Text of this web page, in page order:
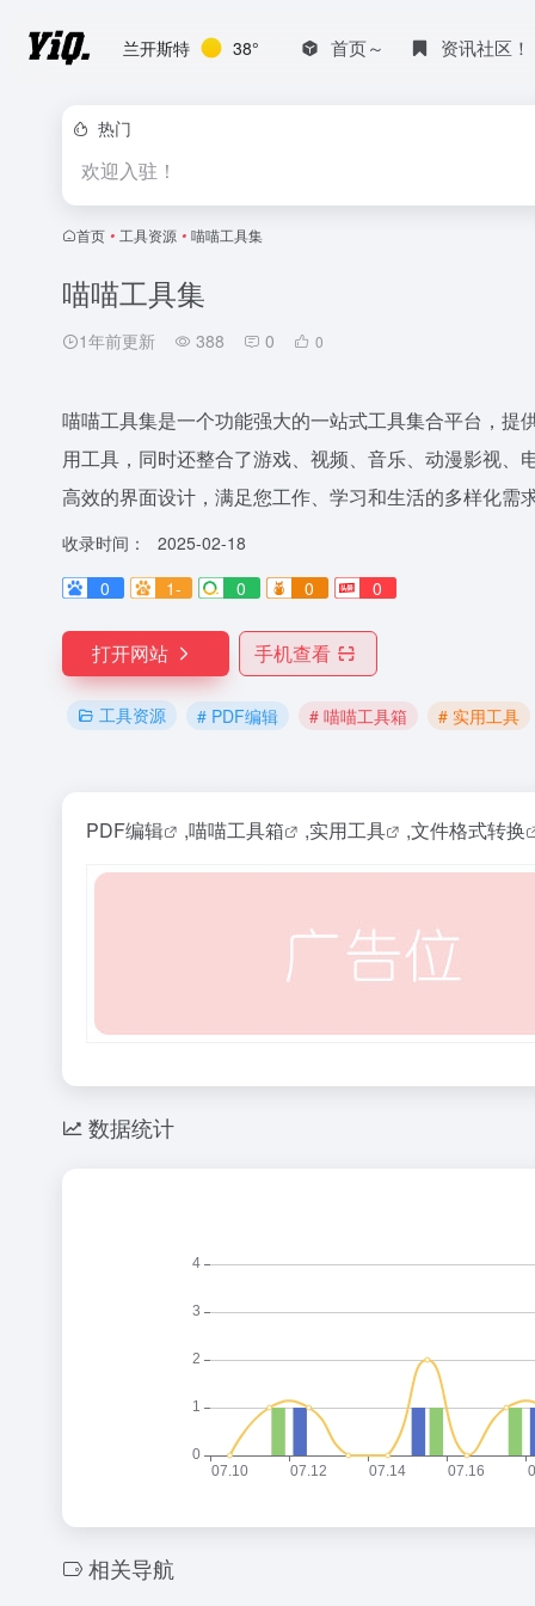
兰开斯特 38° 首页～ 资讯社区！
热门
欢迎入驻！
首页 • 工具资源 • 喵喵工具集
喵喵工具集
1年前更新 388 0 0
喵喵工具集是一个功能强大的一站式工具集合平台，
用工具，同时还整合了游戏、视频、音乐、动漫影视
高效的界面设计，满足您工作、学习和生活的多样化需
收录时间：
2025-02-18
0
1- 0 0 0
打开网站 手机查看
工具资源 # PDF编辑 # 喵喵工具箱 # 实用工具
PDF编辑 ,喵喵工具箱 ,实用工具 ,文件格式转换
数据统计
相关导航